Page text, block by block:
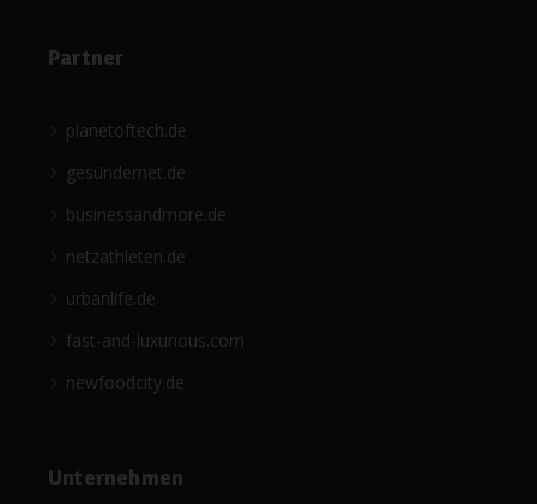
Partner
planetoftech.de
gesündernet.de
businessandmore.de
netzathleten.de
urbanlife.de
fast-and-luxurious.com
newfoodcity.de
Unternehmen